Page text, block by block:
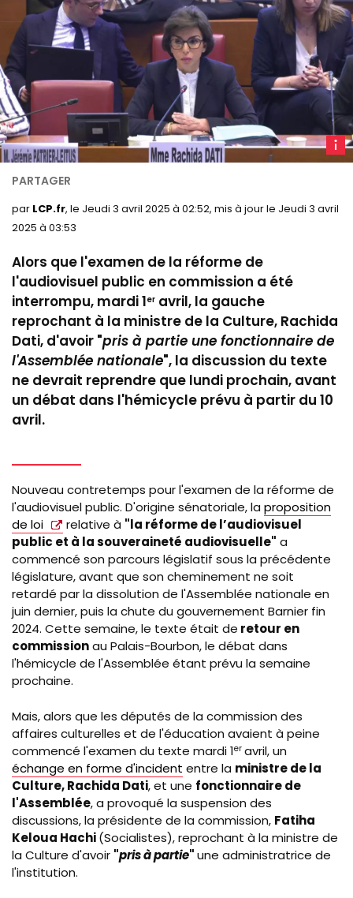
Dati
2025
par LCP.fr, le Jeudi 3 avril 2025 à 02:52, mis à jour le Jeudi 3 avril
2025 à 03:53
Alors que l'examen de la réforme de
l'audiovisuel public en commission a été
interrompu, mardi 1er avril, la gauche
reprochant à la ministre de la Culture, Rachida
Dati, d'avoir "pris à partie une fonctionnaire de
l'Assemblée nationale", la discussion du texte
ne devrait reprendre que lundi prochain, avant
un débat dans l'hémicycle prévu à partir du 10
avril.
Nouveau contretemps pour l'examen de la réforme de
l'audiovisuel public. D'origine sénatoriale, la proposition
de loi
relative à "la réforme de l’audiovisuel
public et à la souveraineté audiovisuelle" a
commencé son parcours législatif sous la précédente
législature, avant que son cheminement ne soit
retardé par la dissolution de l'Assemblée nationale en
juin dernier, puis la chute du gouvernement Barnier fin
2024. Cette semaine, le texte était de retour en
commissionau Palais-Bourbon, le débat dans
l'hémicycle de l'Assemblée étant prévu la semaine
prochaine.
Mais, alors que les députés de la commission des
affaires culturelles et de l'éducation avaient à peine
commencé l'examen du texte mardi 1er avril, un
échange en forme d'incident entre la ministre de la
Culture, Rachida Dati, et une fonctionnaire de
l'Assemblée, a provoqué la suspension des
discussions, la présidente de la commission, Fatiha
Keloua Hachi(Socialistes), reprochant à la ministre de
la Culture d'avoir "pris à partie"une administratrice de
l'institution.